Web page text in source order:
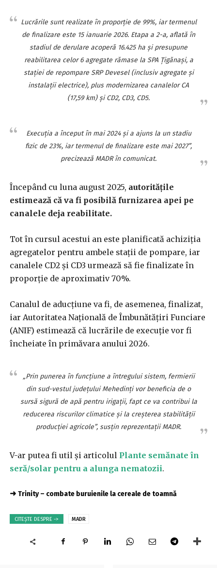
Lucrările sunt realizate în proporţie de 99%, iar termenul
de finalizare este 15 ianuarie 2026. Etapa a 2-a, aflată în
stadiul de derulare acoperă 16.425 ha şi presupune
reabilitarea celor 6 agregate rămase la SPA Ţigănaşi, a
staţiei de repompare SRP Devesel (inclusiv agregate şi
instalaţii electrice), plus modernizarea canalelor CA
(17,59 km) şi CD2, CD3, CD5.
Execuţia a început în mai 2024 şi a ajuns la un stadiu
fizic de 23%, iar termenul de finalizare este mai 2027”,
precizează MADR în comunicat.
Începând cu luna august 2025, autorităţile
estimează că va fi posibilă furnizarea apei pe
canalele deja reabilitate.
Tot în cursul acestui an este planificată achiziţia
agregatelor pentru ambele staţii de pompare, iar
canalele CD2 şi CD3 urmează să fie finalizate în
proporţie de aproximativ 70%.
Canalul de aducţiune va fi, de asemenea, finalizat,
iar Autoritatea Naţională de Îmbunătăţiri Funciare
(ANIF) estimează că lucrările de execuţie vor fi
încheiate în primăvara anului 2026.
„Prin punerea în funcţiune a întregului sistem, fermierii
din sud-vestul judeţului Mehedinţi vor beneficia de o
sursă sigură de apă pentru irigaţii, fapt ce va contribui la
reducerea riscurilor climatice şi la creşterea stabilităţii
producţiei agricole”, susţin reprezentaţii MADR.
V-ar putea fi util și articolul Plante semănate în
seră/solar pentru a alunga nematozii.
➜ Trinity – combate buruienile la cereale de toamnă
CITEȘTE DESPRE -> MADR